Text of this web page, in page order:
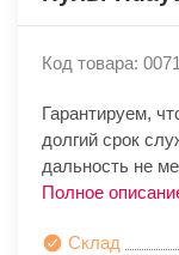
Код товара:
Гарантируем,
долгий срок
дальность не
Полное
Склад